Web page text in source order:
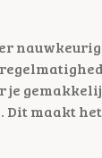
maakt